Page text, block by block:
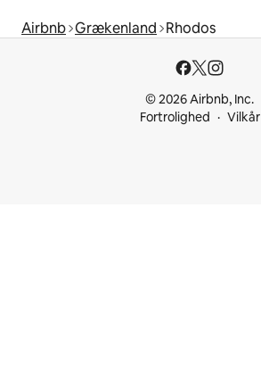
Airbnb Grækenland Rhodos
© 2026 Airbnb, Inc.
Fortrolighed
Vilkår